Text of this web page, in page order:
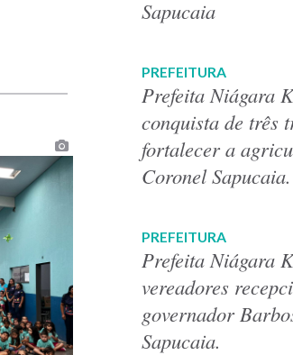
Sapucaia
PREFEITURA
Prefeita Niágara
conquista de três
fortalecer a
Coronel Sapucaia.
PREFEITURA
Prefeita Niágara
vereadores
governador
Sapucaia.